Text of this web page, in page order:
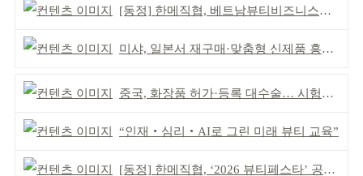
[동정] 한메직협, 베트남뷰티비즈니스협회와 MOU
미샤, 일본서 재구매·맞춤형 신제품 흥행 ‘쌍끌이’
중국, 화장품 허가·등록 대수술… 시험자료 공용 허용
“인재‧심리‧AI로 그린 미래 뷰티 교육”
[동정] 한메직협, ‘2026 뷰티페스타’ 공동 주최